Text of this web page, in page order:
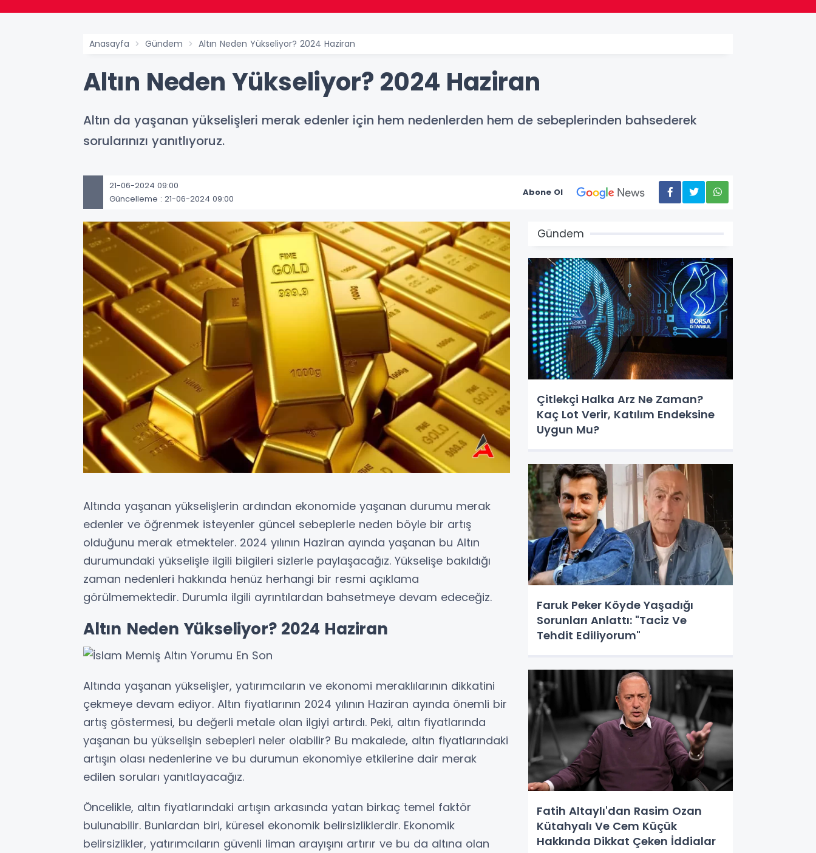
Anasayfa Gündem Altın Neden Yükseliyor? 2024 Haziran
Altın Neden Yükseliyor? 2024 Haziran
Altın da yaşanan yükselişleri merak edenler için hem nedenlerden hem de sebeplerinden bahsederek
sorularınızı yanıtlıyoruz.
21-06-2024 09:00
Güncelleme : 21-06-2024 09:00
Abone Ol
Altında yaşanan yükselişlerin ardından ekonomide yaşanan durumu merak
edenler ve öğrenmek isteyenler güncel sebeplerle neden böyle bir artış
olduğunu merak etmekteler. 2024 yılının Haziran ayında yaşanan bu Altın
durumundaki yükselişle ilgili bilgileri sizlerle paylaşacağız. Yükselişe bakıldığı
zaman nedenleri hakkında henüz herhangi bir resmi açıklama
görülmemektedir. Durumla ilgili ayrıntılardan bahsetmeye devam edeceğiz.
Altın Neden Yükseliyor? 2024 Haziran
Altında yaşanan yükselişler, yatırımcıların ve ekonomi meraklılarının dikkatini
çekmeye devam ediyor. Altın fiyatlarının 2024 yılının Haziran ayında önemli bir
artış göstermesi, bu değerli metale olan ilgiyi artırdı. Peki, altın fiyatlarında
yaşanan bu yükselişin sebepleri neler olabilir? Bu makalede, altın fiyatlarındaki
artışın olası nedenlerine ve bu durumun ekonomiye etkilerine dair merak
edilen soruları yanıtlayacağız.
Öncelikle, altın fiyatlarındaki artışın arkasında yatan birkaç temel faktör
bulunabilir. Bunlardan biri, küresel ekonomik belirsizliklerdir. Ekonomik
belirsizlikler, yatırımcıların güvenli liman arayışını artırır ve bu da altına olan
Gündem
Çitlekçi Halka Arz Ne Zaman?
Kaç Lot Verir, Katılım Endeksine
Uygun Mu?
Faruk Peker Köyde Yaşadığı
Sorunları Anlattı: "Taciz Ve
Tehdit Ediliyorum"
Fatih Altaylı'dan Rasim Ozan
Kütahyalı Ve Cem Küçük
Hakkında Dikkat Çeken İddialar